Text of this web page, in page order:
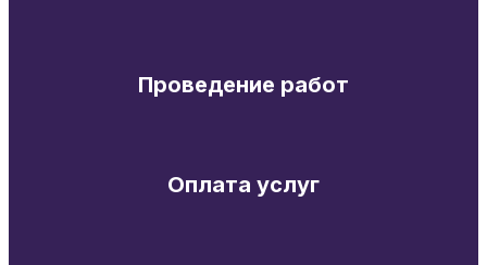
Проведение работ
Оплата услуг